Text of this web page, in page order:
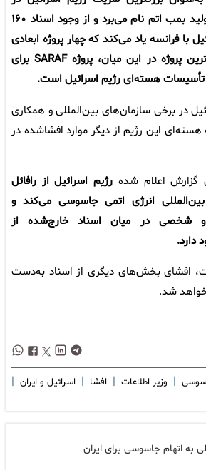
اتحادیه اروپا در زمینه تولید بمب اتم نام می‌برد و از وجود اسناد ۱۶۰
با فرانسه یاد می‌کند که چهار پروژه ابعادی
بسیار بزرگ دارند. مهمترین پروژه در این میان، پروژه SARAF برای
تأسیسات هسته‌ای رژیم اسرائیل است.
در برخی سازمان‌های بین‌المللی و همکاری
هسته‌ای این رژیم از دیگر موارد افشاشده در
اعلام شده رژیم اسرائیل از رافائل
انرژی اتمی جاسوسی می‌کند و
و شخصی در میان اسناد خارج‌شده از
دارد.
افشای بخش‌های دیگری از اسناد به‌دست
خواهد شد.
| وزیر اطلاعات | افشا | اسرائیل و ایران |
به اتهام جاسوسی برای ایران